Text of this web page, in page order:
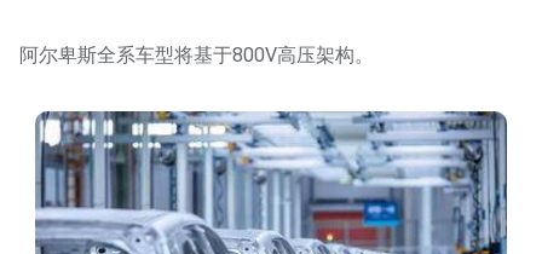
阿尔卑斯全系车型将基于800V高压架构。